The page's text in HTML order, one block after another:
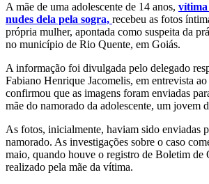
A mãe de uma adolescente de 14 anos, vítima
nudes dela pela sogra, recebeu as fotos
própria mulher, apontada como suspeita da
no município de Rio Quente, em Goiás.
A informação foi divulgada pelo delegado
Fabiano Henrique Jacomelis, em entrevista
confirmou que as imagens foram enviadas
mãe do namorado da adolescente, um jovem
As fotos, inicialmente, haviam sido enviadas
namorado. As investigações sobre o caso
maio, quando houve o registro de Boletim de
realizado pela mãe da vítima.